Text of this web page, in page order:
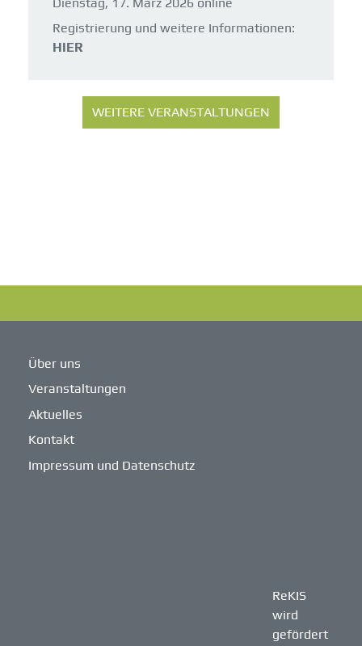
Registrierung und weitere Informationen:
HIER
WEITERE VERANSTALTUNGEN
Über uns
Veranstaltungen
Aktuelles
Kontakt
Impressum und Datenschutz
ReKIS
wird
gefördert